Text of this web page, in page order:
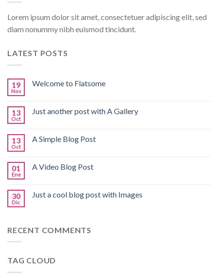
Lorem ipsum dolor sit amet, consectetuer adipiscing elit, sed
diam nonummy nibh euismod tincidunt.
LATEST POSTS
19
Nov
Welcome to Flatsome
13
Oct
Just another post with A Gallery
13
Oct
A Simple Blog Post
01
Ene
A Video Blog Post
30
Dic
Just a cool blog post with Images
RECENT COMMENTS
TAG CLOUD